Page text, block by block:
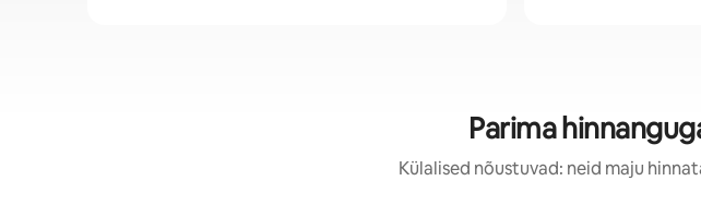
Parima
Külalised nõustuvad: neid maju